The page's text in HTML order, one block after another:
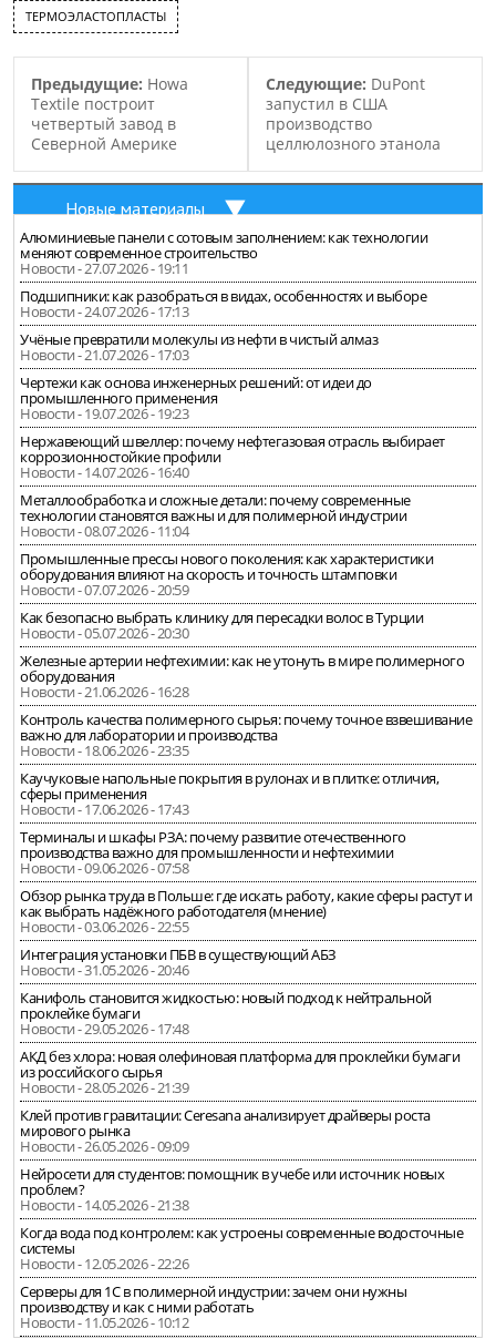
ТЕРМОЭЛАСТОПЛАСТЫ
Предыдущие: Howa
Textile построит
четвертый завод в
Северной Америке
Следующие: DuPont
запустил в США
производство
целлюлозного этанола
Новые материалы
Алюминиевые панели с сотовым заполнением: как технологии
меняют современное строительство
Новости - 27.07.2026 - 19:11
Подшипники: как разобраться в видах, особенностях и выборе
Новости - 24.07.2026 - 17:13
Учёные превратили молекулы из нефти в чистый алмаз
Новости - 21.07.2026 - 17:03
Чертежи как основа инженерных решений: от идеи до
промышленного применения
Новости - 19.07.2026 - 19:23
Нержавеющий швеллер: почему нефтегазовая отрасль выбирает
коррозионностойкие профили
Новости - 14.07.2026 - 16:40
Металлообработка и сложные детали: почему современные
технологии становятся важны и для полимерной индустрии
Новости - 08.07.2026 - 11:04
Промышленные прессы нового поколения: как характеристики
оборудования влияют на скорость и точность штамповки
Новости - 07.07.2026 - 20:59
Как безопасно выбрать клинику для пересадки волос в Турции
Новости - 05.07.2026 - 20:30
Железные артерии нефтехимии: как не утонуть в мире полимерного
оборудования
Новости - 21.06.2026 - 16:28
Контроль качества полимерного сырья: почему точное взвешивание
важно для лаборатории и производства
Новости - 18.06.2026 - 23:35
Каучуковые напольные покрытия в рулонах и в плитке: отличия,
сферы применения
Новости - 17.06.2026 - 17:43
Терминалы и шкафы РЗА: почему развитие отечественного
производства важно для промышленности и нефтехимии
Новости - 09.06.2026 - 07:58
Обзор рынка труда в Польше: где искать работу, какие сферы растут и
как выбрать надёжного работодателя (мнение)
Новости - 03.06.2026 - 22:55
Интеграция установки ПБВ в существующий АБЗ
Новости - 31.05.2026 - 20:46
Канифоль становится жидкостью: новый подход к нейтральной
проклейке бумаги
Новости - 29.05.2026 - 17:48
АКД без хлора: новая олефиновая платформа для проклейки бумаги
из российского сырья
Новости - 28.05.2026 - 21:39
Клей против гравитации: Ceresana анализирует драйверы роста
мирового рынка
Новости - 26.05.2026 - 09:09
Нейросети для студентов: помощник в учебе или источник новых
проблем?
Новости - 14.05.2026 - 21:38
Когда вода под контролем: как устроены современные водосточные
системы
Новости - 12.05.2026 - 22:26
Серверы для 1С в полимерной индустрии: зачем они нужны
производству и как с ними работать
Новости - 11.05.2026 - 10:12